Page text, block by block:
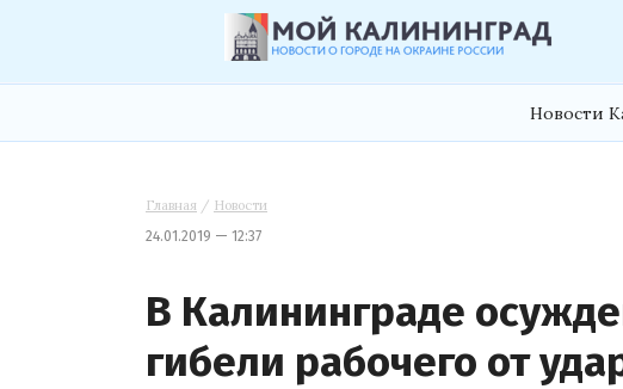
Новости
Главная / Новости
24.01.2019 — 12:37
В Калининграде
гибели рабочего от